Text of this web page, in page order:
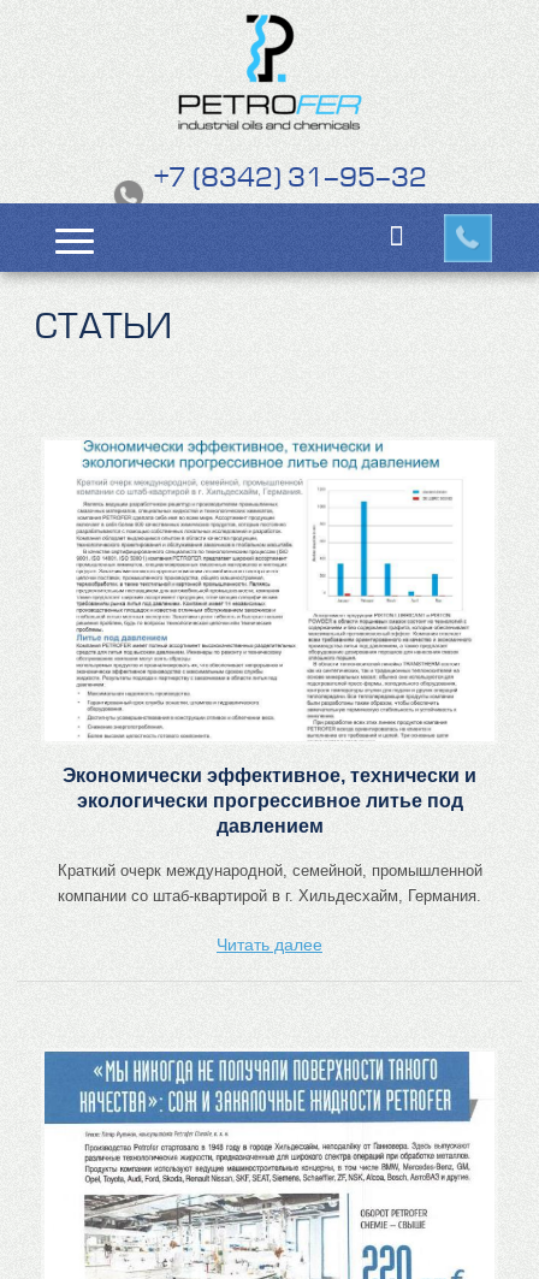
+7 (8342) 31-95-32
СТАТЬИ
Экономически эффективное, технически и
экологически прогрессивное литье под
давлением
Краткий очерк международной, семейной, промышленной
компании со штаб-квартирой в г. Хильдесхайм, Германия.
Читать далее